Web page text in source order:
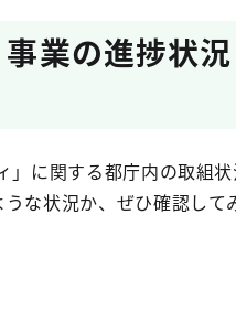
業の進捗状
」に関する都庁内の取組
な状況か、ぜひ確認して